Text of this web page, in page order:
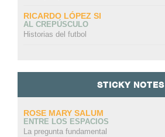
RICARDO LÓPEZ SI
AL CREPÚSCULO
Historias del futbol
STICKY NOTES
ROSE MARY SALUM
ENTRE LOS ESPACIOS
La pregunta fundamental